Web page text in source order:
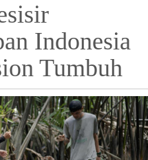
Indonesia
Tumbuh